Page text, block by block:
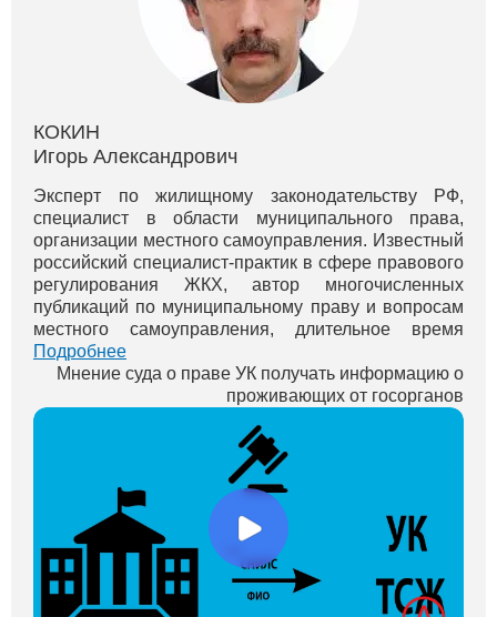
КОКИН
Игорь Александрович
Эксперт по жилищному законодательству РФ,
специалист в области муниципального права,
организации местного самоуправления. Известный
российский специалист-практик в сфере правового
регулирования ЖКХ, автор многочисленных
публикаций по муниципальному праву и вопросам
местного самоуправления, длительное время
являлся экспертом РАНХиГС при Президенте РФ
(Москва), входил в различные экспертные со...
Подробнее
Мнение суда о праве УК получать информацию о
проживающих от госорганов